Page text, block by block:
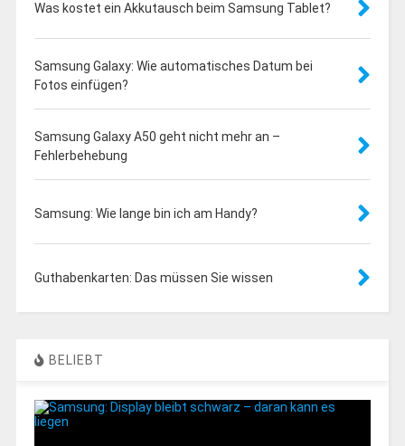
Was kostet ein Akkutausch beim Samsung Tablet?
Samsung Galaxy: Wie automatisches Datum bei
Fotos einfügen?
Samsung Galaxy A50 geht nicht mehr an –
Fehlerbehebung
Samsung: Wie lange bin ich am Handy?
Guthabenkarten: Das müssen Sie wissen
BELIEBT